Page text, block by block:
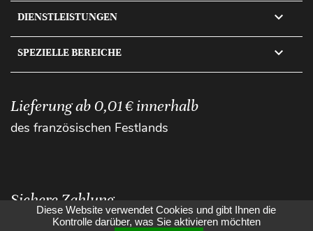
DIENSTLEISTUNGEN 
SPEZIELLE BEREICHE 
Lieferung ab 0,01 € innerhalb
des französischen Festlands
Sichere Zahlung
Diese Website verwendet Cookies und gibt Ihnen die
Kontrolle darüber, was Sie aktivieren möchten